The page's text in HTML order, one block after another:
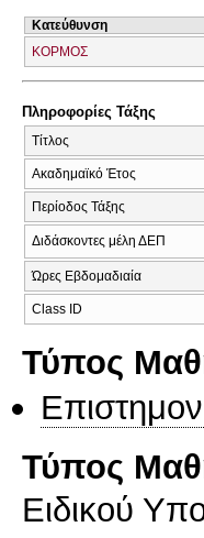
Κατεύθυνση
ΚΟΡΜΟΣ
Πληροφορίες Τάξης
Τίτλος
Ακαδημαϊκό Έτος
Περίοδος Τάξης
Διδάσκοντες μέλη ΔΕΠ
Ώρες Εβδομαδιαία
Class ID
Τύπος
Τύπος
Ειδικού